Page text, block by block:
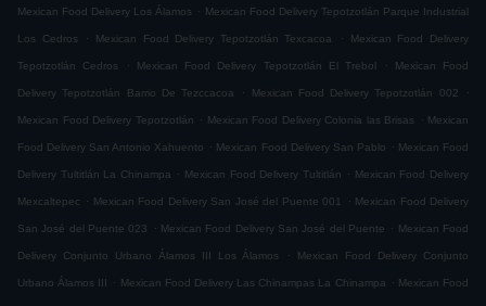
Mexican Food Delivery Los Álamos . Mexican Food Delivery Tepotzotlán Parque Industrial
Los Cedros . Mexican Food Delivery Tepotzotlán Texcacoa . Mexican Food Delivery
Tepotzotlán Cedros . Mexican Food Delivery Tepotzotlán El Trebol . Mexican Food
Delivery Tepotzotlán Barrio De Tezccacoa . Mexican Food Delivery Tepotzotlán 002 .
Mexican Food Delivery Tepotzotlán . Mexican Food Delivery Colonia las Brisas . Mexican
Food Delivery San Antonio Xahuento . Mexican Food Delivery San Pablo . Mexican Food
Delivery Tultitlán La Chinampa . Mexican Food Delivery Tultitlán . Mexican Food Delivery
Mexcaltepec . Mexican Food Delivery San José del Puente 001 . Mexican Food Delivery
San José del Puente 023 . Mexican Food Delivery San José del Puente . Mexican Food
Delivery Conjunto Urbano Álamos III Los Álamos . Mexican Food Delivery Conjunto
Urbano Álamos III . Mexican Food Delivery Las Chinampas La Chinampa . Mexican Food